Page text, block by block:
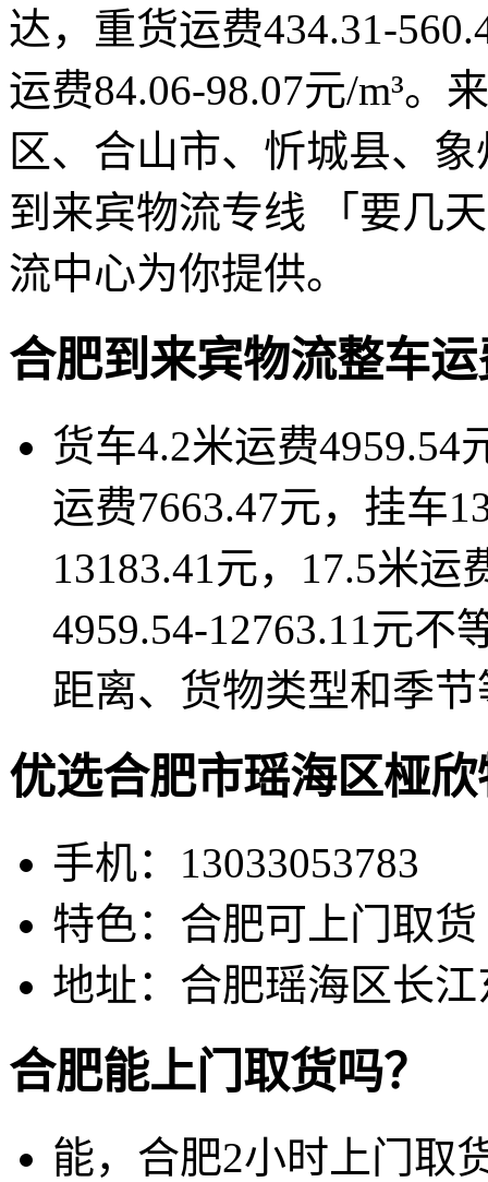
达，重货运费434.31-
运费84.06-98.07元/m³。
区、合山市、忻城县、
到来宾物流专线 「要几
流中心为你提供。
合肥到来宾物流整车
货车4.2米运费4959.54
运费7663.47元，挂车
13183.41元，17.5米运
4959.54-12763.11元
距离、货物类型和季
优选合肥市瑶海区桠
手机：13033053783
特色：合肥可上门取货
地址：合肥瑶海区长
合肥能上门取货吗？
能，合肥2小时上门取